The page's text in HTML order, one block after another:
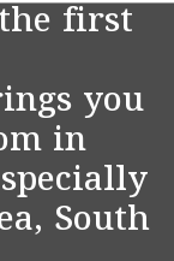
first
you
in
South